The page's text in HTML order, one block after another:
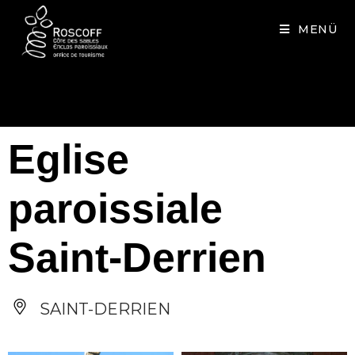
MENÜ
Eglise
paroissiale
Saint-Derrien
SAINT-DERRIEN
Cookies management panel